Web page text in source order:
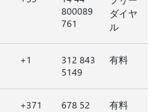
800089
761
ダイヤ
ル
+1
312 843
5149
有料
+371
678 52
有料